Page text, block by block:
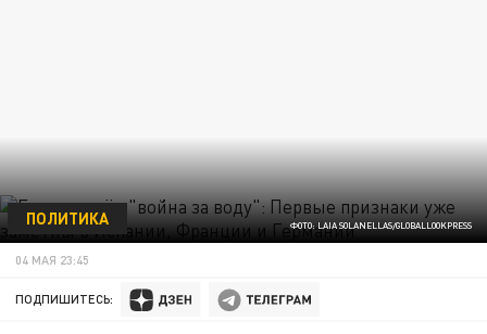
ФОТО: LAIA SOLANELLAS/GLOBALLOOKPRESS
ПОЛИТИКА
04 МАЯ 23:45
ПОДПИШИТЕСЬ: